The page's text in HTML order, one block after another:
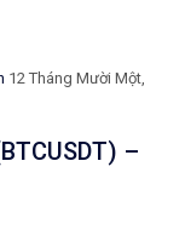
12 Tháng Mười Một,
–